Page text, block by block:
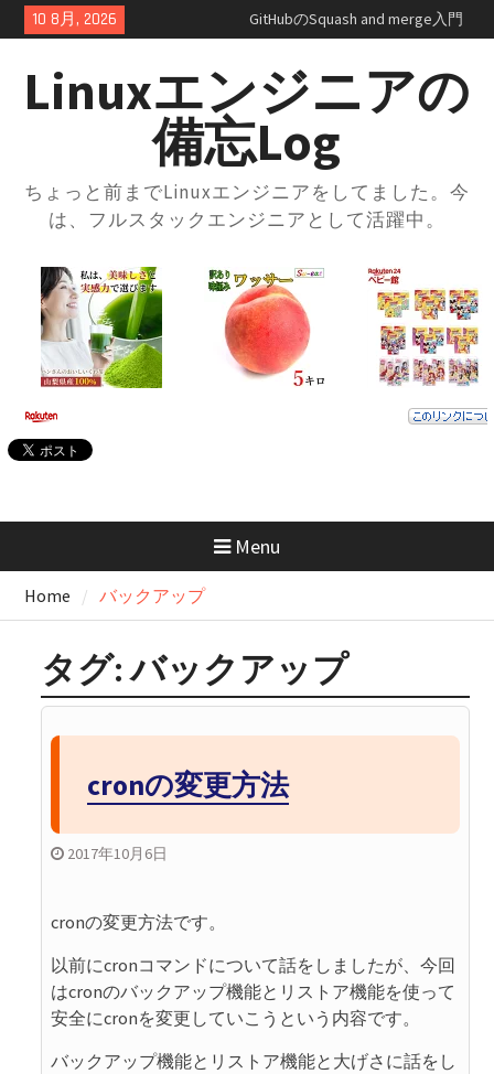
Skip
to
10 8月, 2026
GitHubのSquash and merge入門
｜コミット履歴をスッキリさせ
GitHubプルリクエスト実践ガイ
ド｜レビューの進め方とマージ
方法・トラブル対応まで解説
GitHubの開発フローを学ぼう！
ブランチ運用とプルリクの使い
方入門
GitHubとは？登録方法からリポ
徹底解説
docker-compose × .envファイル
で環境切り替え｜実践的な使い
方と注意点
docker-composeの.envファイル
とは？知らないと損する便利な
勉強法｜一夜漬けテキスト
×Udemy問題集
GeminiにはMacアプリがない？
使う方法
う！：コンフリクトが起きたと
きの解消手順と考え方
GitHubの開発フローを学ぼ
う！：コンフリクトの正体を知
Linuxエンジニアの
備忘Log
ちょっと前までLinuxエンジニアをしてました。今
は、フルスタックエンジニアとして活躍中。
Menu
Home バックアップ
タグ:バックアップ
cronの変更方法
2017年10月6日
cronの変更方法です。
以前にcronコマンドについて話をしましたが、今回
はcronのバックアップ機能とリストア機能を使って
安全にcronを変更していこうという内容です。
バックアップ機能とリストア機能と大げさに話をし